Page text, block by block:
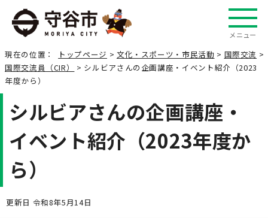
メニュー
現在の位置： トップページ > 文化・スポーツ・市民活動 > 国際交流 >
国際交流員（CIR）
> シルビアさんの企画講座・イベント紹介（2023
年度から）
シルビアさんの企画講座・
イベント紹介（2023年度か
ら）
更新日 令和8年5月14日